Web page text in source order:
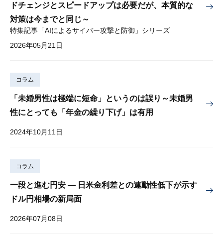
ドチェンジとスピードアップは必要だが、本質的な
対策は今までと同じ～
特集記事「AIによるサイバー攻撃と防御」シリーズ
2026年05月21日
コラム
「未婚男性は極端に短命」というのは誤り～未婚男
性にとっても「年金の繰り下げ」は有用
2024年10月11日
コラム
一段と進む円安 — 日米金利差との連動性低下が示す
ドル円相場の新局面
2026年07月08日